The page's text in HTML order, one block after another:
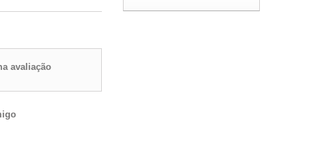
avaliação